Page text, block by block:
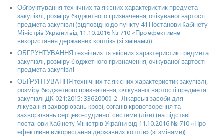
Обґрунтування технічних та якісних характеристик предмета
закупівлі, розміру бюджетного призначення, очікуваної вартості
предмета закупівлі (відповідно до пункту 41 Постанови Кабінету
Міністрів України від 11.10.2016 № 710 «Про ефективне
використання державних коштів» (зі змінами))
ОБГРУНТУВАННЯ технічних та якісних характеристик предмета
закупівлі, розміру бюджетного призначення, очікуваної вартості
предмета закупівлі
ОБҐРУНТУВАННЯ технічних та якісних характеристик закупівлі,
розміру бюджетного призначення, очікуваної вартості предмета
закупівлі ДК 021:2015: 33620000-2- Лікарські засоби для
лікування захворювань крові, органів кровотворення та
захворювань серцево-судинної системи (ліки) (на підставі
постанови Кабінету Міністрів України від 11.10.2016 № 710 «Про
ефективне використання державних коштів» (зі змінами))